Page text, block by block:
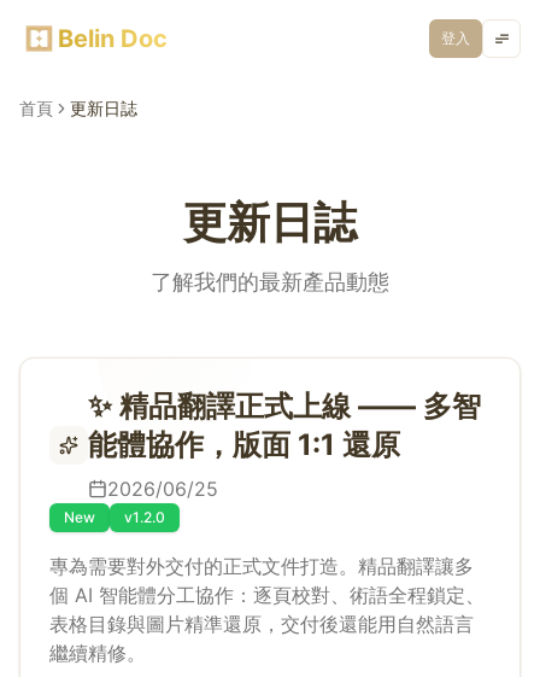
Belin Doc 登入
首頁 更新日誌
更新日誌
了解我們的最新產品動態
✨ 精品翻譯正式上線 —— 多智
能體協作，版面 1:1 還原
2026/06/25
New v1.2.0
專為需要對外交付的正式文件打造。精品翻譯讓多
個 AI 智能體分工協作：逐頁校對、術語全程鎖定、
表格目錄與圖片精準還原，交付後還能用自然語言
繼續精修。